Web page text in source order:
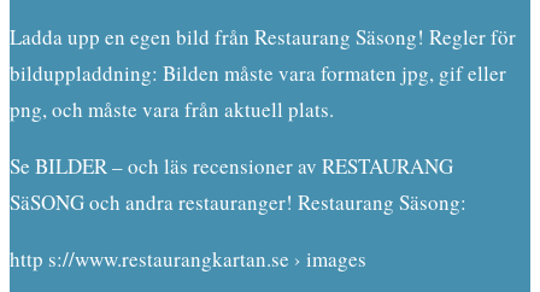
Ladda upp en egen bild från Restaurang Säsong! Regler för
bilduppladdning: Bilden måste vara formaten jpg, gif eller
png, och måste vara från aktuell plats.
Se BILDER – och läs recensioner av RESTAURANG
SäSONG och andra restauranger! Restaurang Säsong:
http s://www.restaurangkartan.se › images